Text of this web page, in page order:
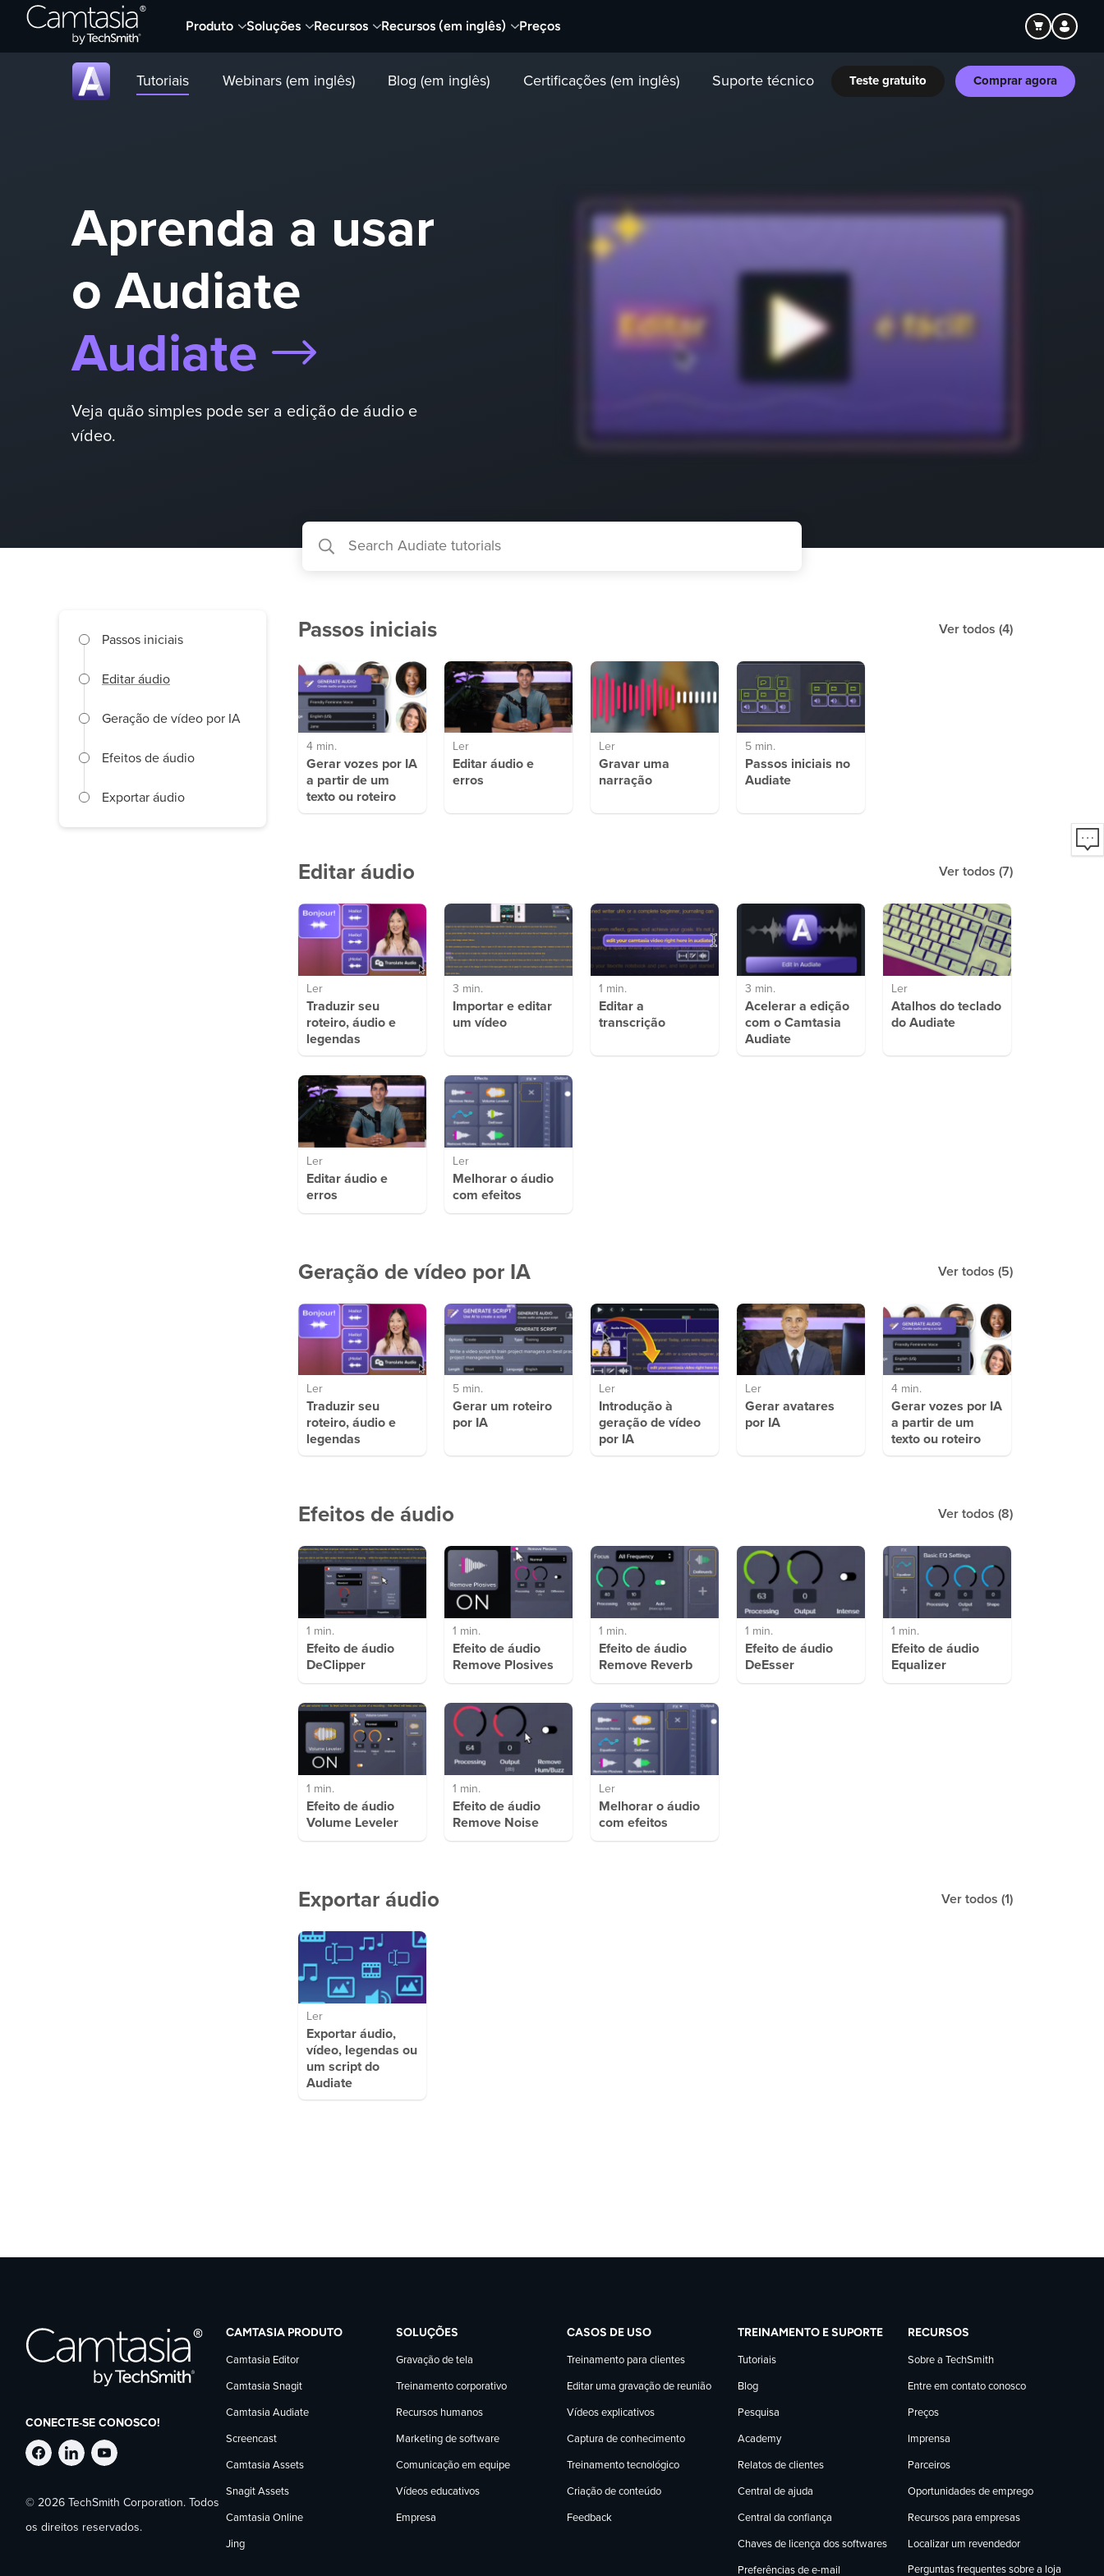
Produto Soluções Recursos Recursos (em inglês) Preços
Tutoriais Webinars (em inglês) Blog (em inglês) Certificações (em inglês) Suporte técnico Teste gratuito Comprar agora
Aprenda a usar
o Audiate
Audiate
Veja quão simples pode ser a edição de áudio e
vídeo.
Passos iniciais
Editar áudio
Geração de vídeo por IA
Efeitos de áudio
Exportar áudio
Passos iniciais Ver todos (4)
4 min.
Gerar vozes por IA
a partir de um
texto ou roteiro
Ler
Editar áudio e
erros
Ler
Gravar uma
narração
5 min.
Passos iniciais no
Audiate
Editar áudio Ver todos (7)
Ler
Traduzir seu
roteiro, áudio e
legendas
3 min.
Importar e editar
um vídeo
1 min.
Editar a
transcrição
3 min.
Acelerar a edição
com o Camtasia
Audiate
Ler
Atalhos do teclado
do Audiate
Ler
Editar áudio e
erros
Ler
Melhorar o áudio
com efeitos
Geração de vídeo por IA Ver todos (5)
Ler
Traduzir seu
roteiro, áudio e
legendas
5 min.
Gerar um roteiro
por IA
Ler
Introdução à
geração de vídeo
por IA
Ler
Gerar avatares
por IA
4 min.
Gerar vozes por IA
a partir de um
texto ou roteiro
Efeitos de áudio Ver todos (8)
1 min.
Efeito de áudio
DeClipper
1 min.
Efeito de áudio
Remove Plosives
1 min.
Efeito de áudio
Remove Reverb
1 min.
Efeito de áudio
DeEsser
1 min.
Efeito de áudio
Equalizer
1 min.
Efeito de áudio
Volume Leveler
1 min.
Efeito de áudio
Remove Noise
Ler
Melhorar o áudio
com efeitos
Exportar áudio Ver todos (1)
Ler
Exportar áudio,
vídeo, legendas ou
um script do
Audiate
CONECTE-SE CONOSCO!
Siga
a
Siga
a
Siga
a
© 2026 TechSmith Corporation. Todos
os direitos reservados.
CAMTASIA PRODUTO
Camtasia Editor
Camtasia Snagit
Camtasia Audiate
Screencast
Camtasia Assets
Snagit Assets
Camtasia Online
Jing
SOLUÇÕES
Gravação de tela
Treinamento corporativo
Recursos humanos
Marketing de software
Comunicação em equipe
Vídeos educativos
Empresa
CASOS DE USO
Treinamento para clientes
Editar uma gravação de reunião
Vídeos explicativos
Captura de conhecimento
Treinamento tecnológico
Criação de conteúdo
Feedback
TREINAMENTO E SUPORTE
Tutoriais
Blog
Pesquisa
Academy
Relatos de clientes
Central de ajuda
Central da confiança
Chaves de licença dos softwares
Preferências de e-mail
RECURSOS
Sobre a TechSmith
Entre em contato conosco
Preços
Imprensa
Parceiros
Oportunidades de emprego
Recursos para empresas
Localizar um revendedor
Perguntas frequentes sobre a loja